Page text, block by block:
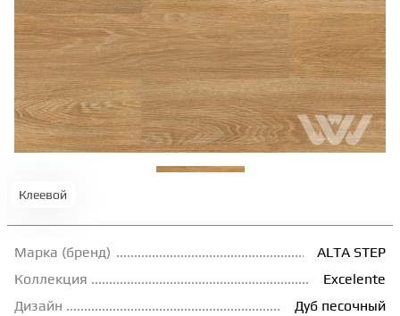
ТЕРРАСНАЯ ДОСКА
КОВРОВАЯ ПЛИТКА
МОДУЛЬНЫЕ ПВХ
Клеевой
Марка (бренд)
ALTA STEP
Коллекция
Excelente
Дизайн
Дуб песочный